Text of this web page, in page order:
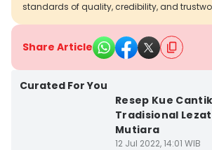
standards of quality, credibility, and
Share Article
Curated For You
Resep Kue
Tradisional
Mutiara
12 Jul 2022, 14:01 WIB